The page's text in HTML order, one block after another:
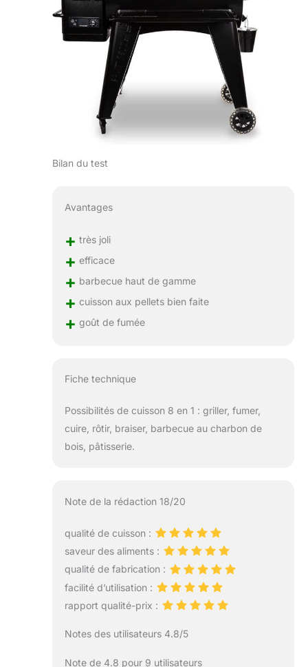
Bilan du test
Avantages
+ très joli
+ efficace
+ barbecue haut de gamme
+ cuisson aux pellets bien faite
+ goût de fumée
Fiche technique
Possibilités de cuisson 8 en 1 : griller, fumer,
cuire, rôtir, braiser, barbecue au charbon de
bois, pâtisserie.
Note de la rédaction 18/20
qualité de cuisson :
saveur des aliments :
qualité de fabrication :
facilité d’utilisation :
rapport qualité-prix :
Notes des utilisateurs 4.8/5
Note de 4.8 pour 9 utilisateurs